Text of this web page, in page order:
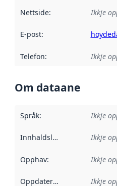
Nettside: Ikkje
E-post:
Telefon: Ikkje
Om dataane
Språk: Ikkje
Innhaldsleverandørar :
Ikkje
Opphav: Ikkje
Oppdateringsfrekvens :
Ikkje